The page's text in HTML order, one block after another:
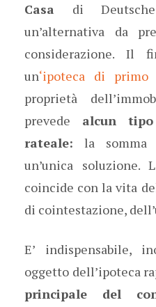
Casa di Deutsche
un’alternativa da
considerazione. Il
un‘ipoteca di primo
proprietà
prevede alcun
rateale: la somma
un’unica soluzione.
coincide con la vita
di cointestazione,
E’ indispensabile,
oggetto dell’ipoteca
principale del